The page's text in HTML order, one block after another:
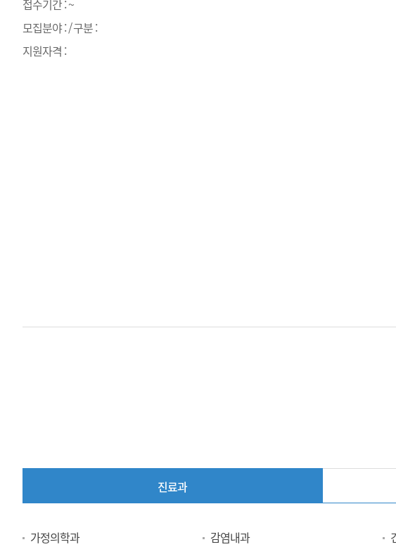
접수기간 : ~
모집분야 : / 구분 :
지원자격 :
진료과
진가정의학과 감염내과